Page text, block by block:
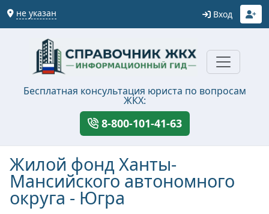
не указан Вход
Бесплатная консультация юриста по вопросам
ЖКХ:
8-800-101-41-63
Жилой фонд Ханты-
Мансийского автономного
округа - Югра